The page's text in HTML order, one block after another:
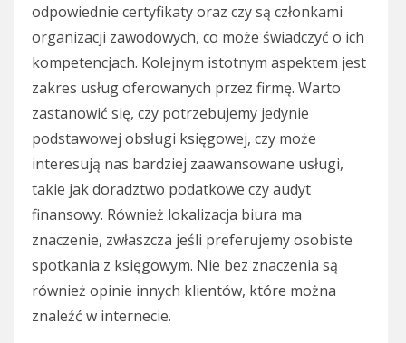
odpowiednie certyfikaty oraz czy są członkami
organizacji zawodowych, co może świadczyć o ich
kompetencjach. Kolejnym istotnym aspektem jest
zakres usług oferowanych przez firmę. Warto
zastanowić się, czy potrzebujemy jedynie
podstawowej obsługi księgowej, czy może
interesują nas bardziej zaawansowane usługi,
takie jak doradztwo podatkowe czy audyt
finansowy. Również lokalizacja biura ma
znaczenie, zwłaszcza jeśli preferujemy osobiste
spotkania z księgowym. Nie bez znaczenia są
również opinie innych klientów, które można
znaleźć w internecie.